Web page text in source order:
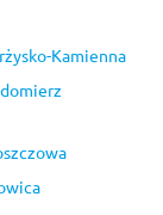
Kamienna